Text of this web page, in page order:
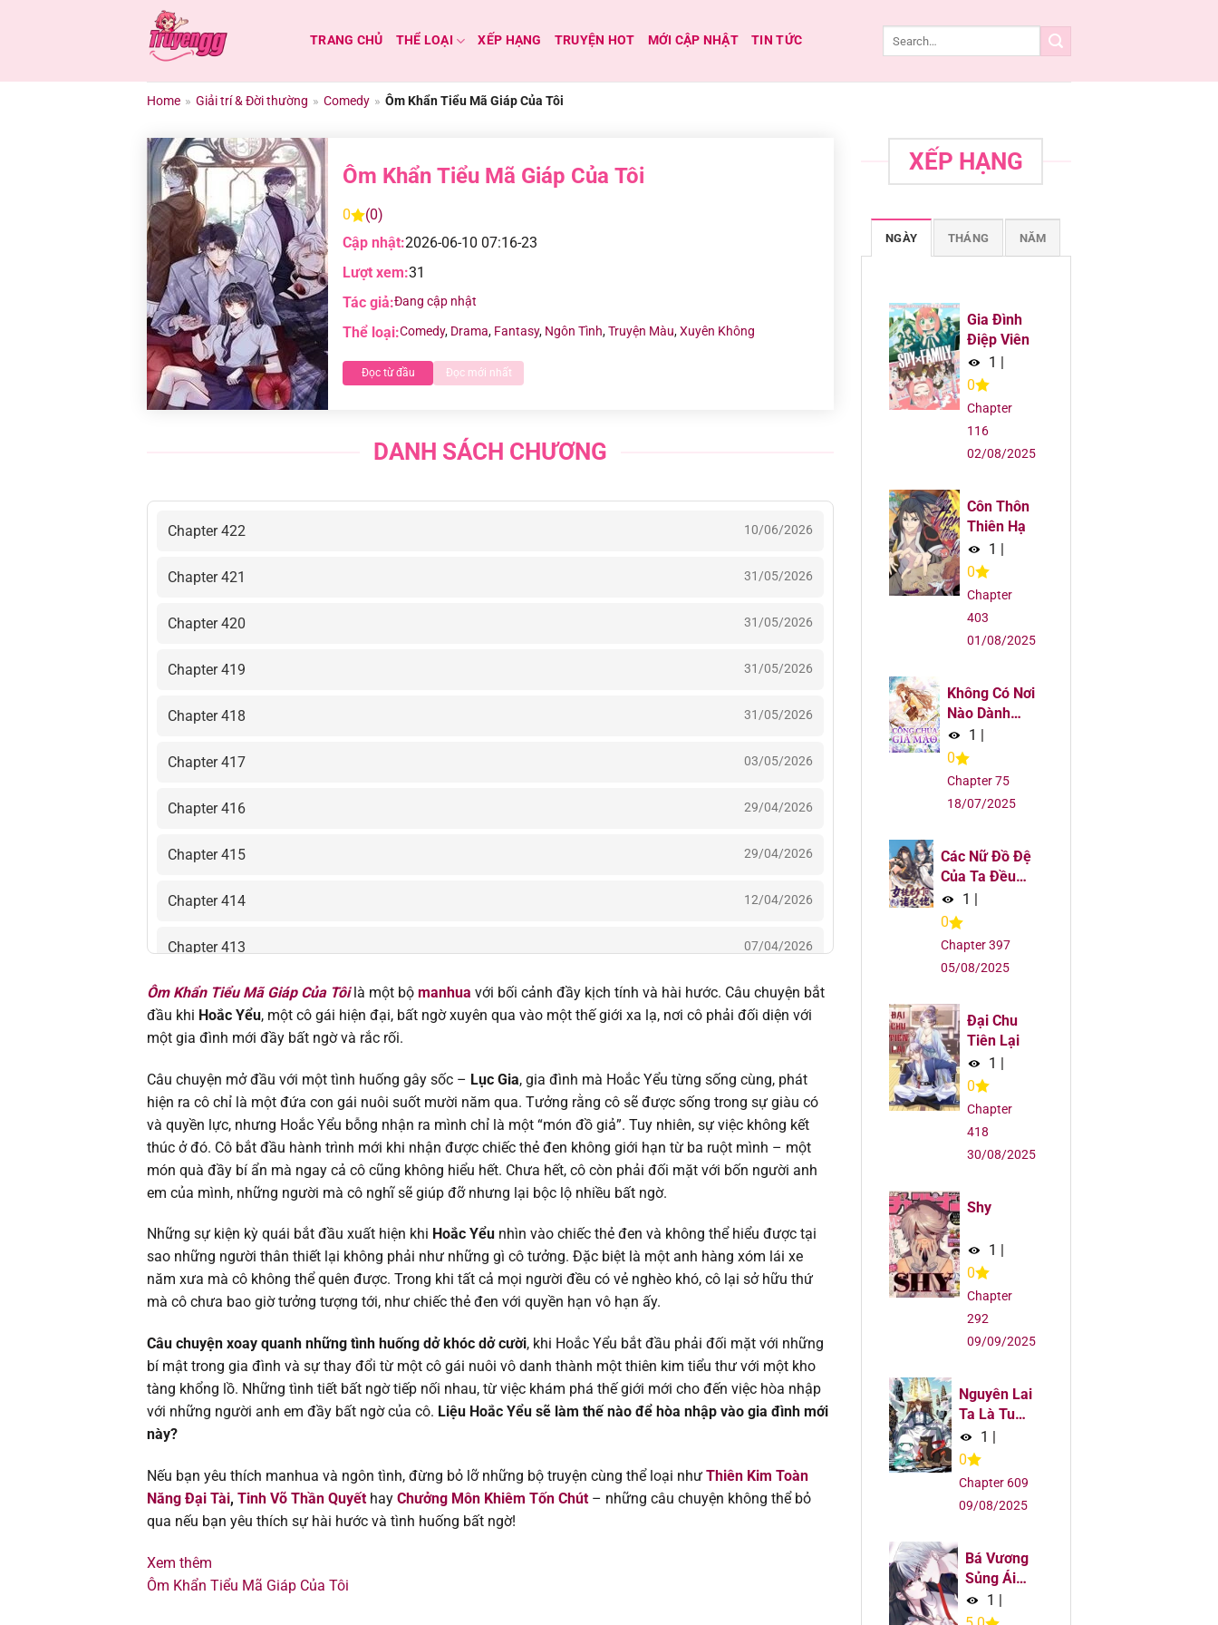
dung
TRANG CHỦ THỂ LOẠI XẾP HẠNG TRUYỆN HOT MỚI CẬP NHẬT TIN TỨC
Home » Giải trí & Đời thường » Comedy » Ôm Khẩn Tiểu Mã Giáp Của Tôi
Ôm Khẩn Tiểu Mã Giáp Của Tôi
0
(0)
Cập nhật:2026-06-10 07:16-23
Lượt xem:31
Tác giả:Đang cập nhật
Thể loại:Comedy, Drama, Fantasy, Ngôn Tình,Truyện Màu,Xuyên Không
Đọc từ đầu Đọc mới nhất
DANH SÁCH CHƯƠNG
Chapter 422 10/06/2026
Chapter 421 31/05/2026
Chapter 420 31/05/2026
Chapter 419 31/05/2026
Chapter 418 31/05/2026
Chapter 417 03/05/2026
Chapter 416 29/04/2026
Chapter 415 29/04/2026
Chapter 414 12/04/2026
Chapter 413 07/04/2026
Chapter 412 07/04/2026
Chapter 411
Chapter 410 16/03/2026
Chapter 409 16/03/2026
Chapter 408 02/03/2026
Chapter 407 02/03/2026
Chapter 406 02/03/2026
Chapter 404 01/02/2026
Chapter 403 25/01/2026
Chapter 401 12/01/2026
Chapter 399
Ôm Khẩn Tiểu Mã Giáp Của Tôilà một bộ manhua với bối cảnh đầy kịch tính và hài hước. Câu chuyện bắt
đầu khi Hoắc Yểu, một cô gái hiện đại, bất ngờ xuyên qua vào một thế giới xa lạ, nơi cô phải đối diện với
một gia đình mới đầy bất ngờ và rắc rối.
Câu chuyện mở đầu với một tình huống gây sốc – Lục Gia, gia đình mà Hoắc Yểu từng sống cùng, phát
hiện ra cô chỉ là một đứa con gái nuôi suốt mười năm qua. Tưởng rằng cô sẽ được sống trong sự giàu có
và quyền lực, nhưng Hoắc Yểu bỗng nhận ra mình chỉ là một “món đồ giả”. Tuy nhiên, sự việc không kết
thúc ở đó. Cô bắt đầu hành trình mới khi nhận được chiếc thẻ đen không giới hạn từ ba ruột mình – một
món quà đầy bí ẩn mà ngay cả cô cũng không hiểu hết. Chưa hết, cô còn phải đối mặt với bốn người anh
em của mình, những người mà cô nghĩ sẽ giúp đỡ nhưng lại bộc lộ nhiều bất ngờ.
Những sự kiện kỳ quái bắt đầu xuất hiện khi Hoắc Yểu nhìn vào chiếc thẻ đen và không thể hiểu được tại
sao những người thân thiết lại không phải như những gì cô tưởng. Đặc biệt là một anh hàng xóm lái xe
năm xưa mà cô không thể quên được. Trong khi tất cả mọi người đều có vẻ nghèo khó, cô lại sở hữu thứ
mà cô chưa bao giờ tưởng tượng tới, như chiếc thẻ đen với quyền hạn vô hạn ấy.
Câu chuyện xoay quanh những tình huống dở khóc dở cười, khi Hoắc Yểu bắt đầu phải đối mặt với những
bí mật trong gia đình và sự thay đổi từ một cô gái nuôi vô danh thành một thiên kim tiểu thư với một kho
tàng khổng lồ. Những tình tiết bất ngờ tiếp nối nhau, từ việc khám phá thế giới mới cho đến việc hòa nhập
với những người anh em đầy bất ngờ của cô. Liệu Hoắc Yểu sẽ làm thế nào để hòa nhập vào gia đình mới
này?
Nếu bạn yêu thích manhua và ngôn tình, đừng bỏ lỡ những bộ truyện cùng thể loại như Thiên Kim Toàn
Năng Đại Tài, Tinh Võ Thần Quyết hay Chưởng Môn Khiêm Tốn Chút – những câu chuyện không thể bỏ
qua nếu bạn yêu thích sự hài hước và tình huống bất ngờ!
Xem thêm
Ôm Khẩn Tiểu Mã Giáp Của Tôi
XẾP HẠNG
NGÀY THÁNG NĂM
Gia Đình
Điệp Viên
1 |
0
Chapter
116
02/08/2025
Côn Thôn
Thiên Hạ
1 |
0
Chapter
403
01/08/2025
Không Có Nơi
Nào Dành
Cho Công
Chúa Giả
Mạo
1
0
Chapter 75
18/07/2025
Các Nữ Đồ Đệ
Của Ta Đều
Là Chư Thiên
Đại Lão
Tương Lai
1 |
0
Chapter 397
05/08/2025
Đại Chu
Tiên Lại
1 |
0
Chapter
418
30/08/2025
Shy
1 |
0
Chapter
292
09/09/2025
Nguyên Lai
Ta Là Tu
Tiên Đại
Lão
1 |
0
Chapter 609
09/08/2025
Bá Vương
Sủng Ái
Cô Vợ Mù
1